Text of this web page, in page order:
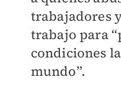
trabajadores
trabajo para
condiciones
mundo”.